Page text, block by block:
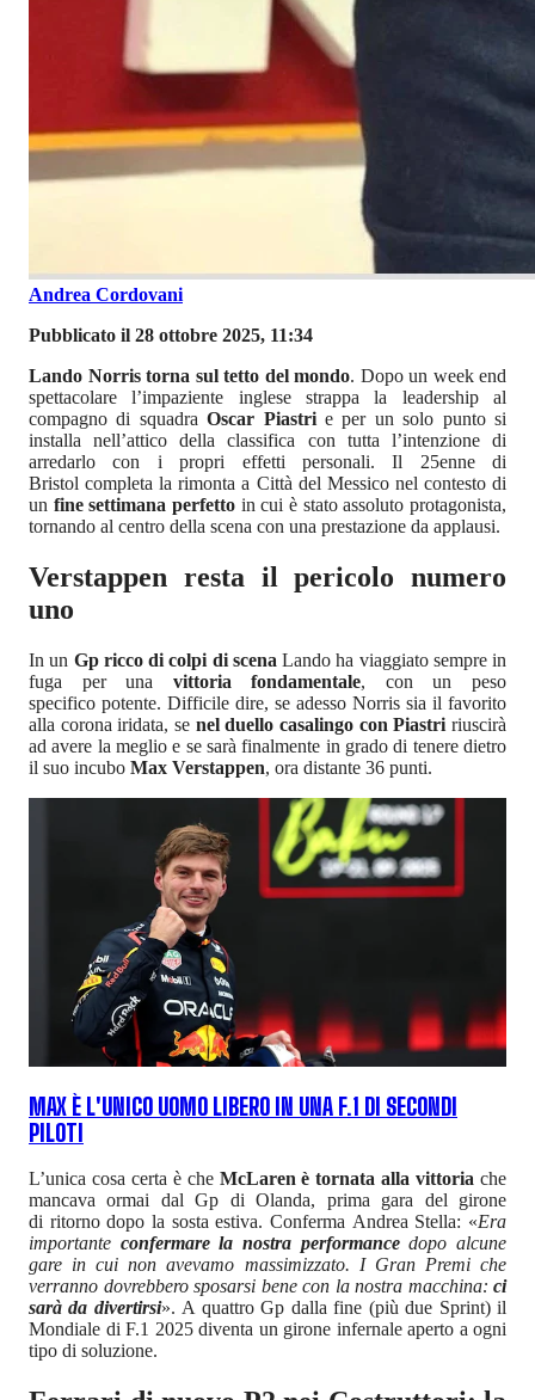
Andrea Cordovani
Pubblicato il 28 ottobre 2025, 11:34
Lando Norris torna sul tetto del mondo. Dopo un week end
spettacolare l’impaziente inglese strappa la leadership al
compagno di squadraOscar Piastrie per un solo punto si
installa nell’attico della classifica con tutta l’intenzione di
arredarlo con i propri effetti personali. Il 25enne di
Bristol completa la rimonta a Città del Messico nel contesto di
un fine settimana perfetto in cui è stato assoluto protagonista,
tornando al centro della scena con una prestazione da applausi.
Verstappen resta il pericolo numero
uno
In un Gp ricco di colpi di scena Lando ha viaggiato sempre in
fuga per una vittoria fondamentale, con un peso
specifico potente. Difficile dire, se adesso Norris sia il favorito
alla corona iridata, se nel duello casalingo con Piastri riuscirà
ad avere la meglio e se sarà finalmente in grado di tenere dietro
il suo incubo Max Verstappen, ora distante 36 punti.
MAX È L'UNICO UOMO LIBERO IN UNA F.1 DI SECONDI
PILOTI
L’unica cosa certa è che McLaren è tornata alla vittoria che
mancava ormai dal Gp di Olanda, prima gara del girone
di ritorno dopo la sosta estiva. Conferma Andrea Stella: «Era
importante confermare la nostra performancedopo alcune
gare in cui non avevamo massimizzato. I Gran Premi che
verranno dovrebbero sposarsi bene con la nostra macchina: ci
sarà da divertirsi». A quattro Gp dalla fine (più due Sprint) il
Mondiale di F.1 2025 diventa un girone infernale aperto a ogni
tipo di soluzione.